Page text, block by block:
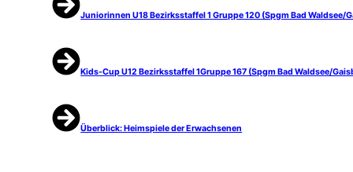
Juniorinnen U18 Bezirksstaffel 1 Gruppe 120 (Spgm Bad Waldsee/
Kids-Cup U12 Bezirksstaffel 1Gruppe 167 (Spgm Bad Waldsee/
Überblick: Heimspiele der Erwachsenen